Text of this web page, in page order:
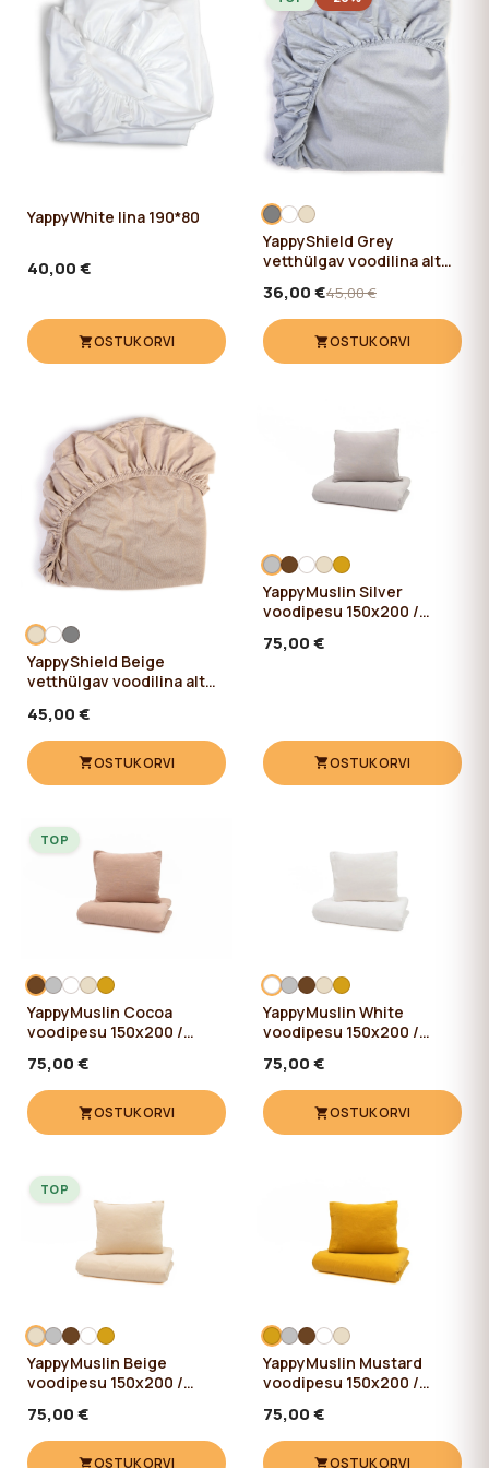
YappyWhite lina 190*80
40,00 €
OSTUKORVI
YappyShield Grey
vetthülgav voodilina alt
36,00 €45,00 €
OSTUKORVI
YappyShield Beige
vetthülgav voodilina alt
45,00 €
OSTUKORVI
YappyMuslin Silver
voodipesu 150x200 /
75,00 €
OSTUKORVI
YappyMuslin Cocoa
voodipesu 150x200 /
75,00 €
OSTUKORVI
TOP
YappyMuslin White
voodipesu 150x200 /
75,00 €
OSTUKORVI
YappyMuslin Beige
voodipesu 150x200 /
75,00 €
OSTUKORVI
TOP
YappyMuslin Mustard
voodipesu 150x200 /
75,00 €
OSTUKORVI